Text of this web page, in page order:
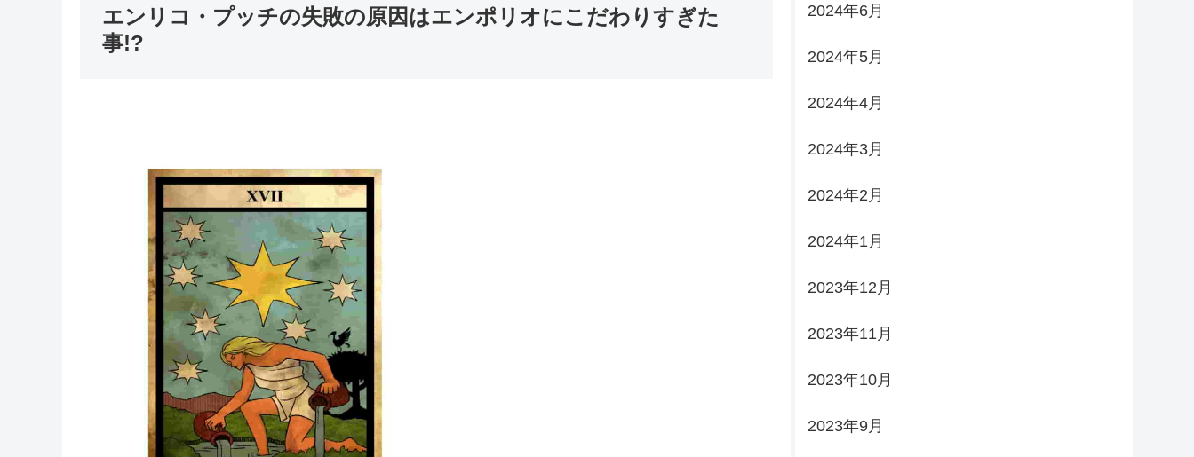
エンリコ・プッチの失敗の原因はエンポリオにこだわりすぎた
事!?
2024年6月
2024年5月
2024年4月
2024年3月
2024年2月
2024年1月
2023年12月
2023年11月
2023年10月
2023年9月